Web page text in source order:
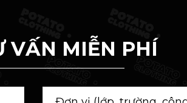
VẤN MIỄN PHÍ